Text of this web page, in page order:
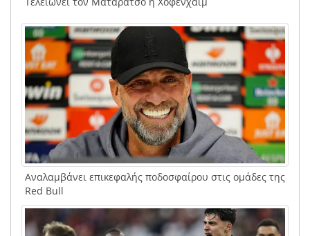
Αναλαμβάνει επικεφαλής ποδοσφαίρου στις ομάδες της
Red Bull